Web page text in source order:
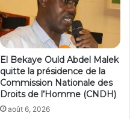
El Bekaye Ould Abdel Malek
quitte la présidence de la
Commission Nationale des
Droits de l’Homme (CNDH)
août 6, 2026